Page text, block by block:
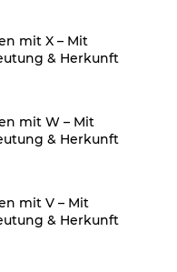
mit X – Mit
& Herkunft
mit W – Mit
& Herkunft
mit V – Mit
& Herkunft